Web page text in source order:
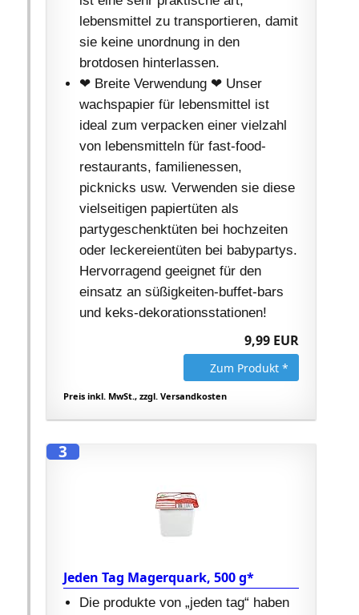
lebensmittel zu transportieren, damit
sie keine unordnung in den
brotdosen hinterlassen.
❤ Breite Verwendung ❤ Unser
wachspapier für lebensmittel ist
ideal zum verpacken einer vielzahl
von lebensmitteln für fast-food-
restaurants, familienessen,
picknicks usw. Verwenden sie diese
vielseitigen papiertüten als
partygeschenktüten bei hochzeiten
oder leckereientüten bei babypartys.
Hervorragend geeignet für den
einsatz an süßigkeiten-buffet-bars
und keks-dekorationsstationen!
9,99 EUR
Zum Produkt *
Preis inkl. MwSt., zzgl. Versandkosten
3
Jeden Tag Magerquark, 500 g*
Die produkte von „jeden tag“ haben